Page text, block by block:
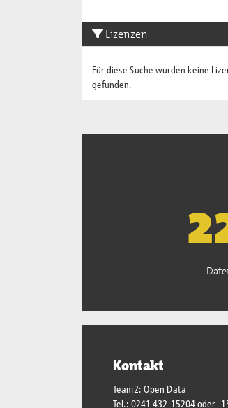
Lizenzen
Für diese Suche wurden keine
gefunden.
Kontakt
Team2: Open Data
Tel.: 0241 432-15204 oder -